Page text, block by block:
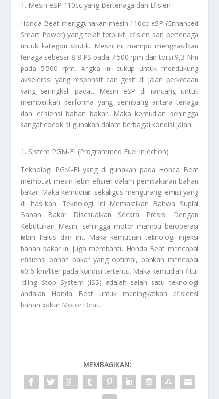
Mesin eSP 110cc yang Bertenaga dan Efisien
Honda Beat menggunakan mesin 110cc eSP (Enhanced
Smart Power) yang telah terbukti efisien dan bertenaga
untuk kategori skutik. Mesin ini mampu menghasilkan
tenaga sebesar 8,8 PS pada 7.500 rpm dan torsi 9,3 Nm
pada 5.500 rpm. Angka ini cukup untuk mendukung
akselerasi yang responsif dan gesit di jalan perkotaan
yang seringkali padat. Mesin eSP di rancang untuk
memberikan performa yang seimbang antara tenaga
dan efisiensi bahan bakar. Maka kemudian sehingga
sangat cocok di gunakan dalam berbagai kondisi jalan.
Sistem PGM-FI (Programmed Fuel Injection)
Teknologi PGM-FI yang di gunakan pada Honda Beat
membuat mesin lebih efisien dalam pembakaran bahan
bakar. Maka kemudian sekaligus mengurangi emisi yang
di hasilkan. Teknologi Ini Memastikan Bahwa Suplai
Bahan Bakar Disesuaikan Secara Presisi Dengan
Kebutuhan Mesin, sehingga motor mampu beroperasi
lebih halus dan irit. Maka kemudian teknologi injeksi
bahan bakar ini juga membantu Honda Beat mencapai
efisiensi bahan bakar yang optimal, bahkan mencapai
60,6 km/liter pada kondisi tertentu. Maka kemudian fitur
Idling Stop System (ISS) adalah salah satu teknologi
andalan Honda Beat untuk meningkatkan efisiensi
bahan bakar Motor Beat.
MEMBAGIKAN: